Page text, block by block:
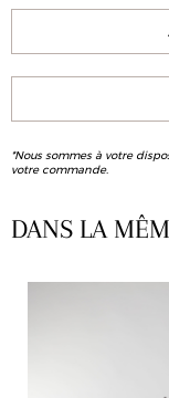
*Nous sommes à votre
votre commande.
DANS LA